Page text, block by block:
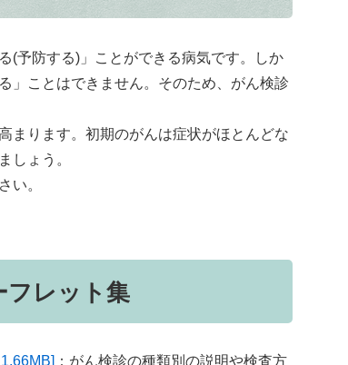
(予防する)」ことができる病気です。しか
」ことはできません。そのため、がん検診
まります。初期のがんは症状がほとんどな
しょう。
い。
フレット集
：がん検診の種類別の説明や検査方